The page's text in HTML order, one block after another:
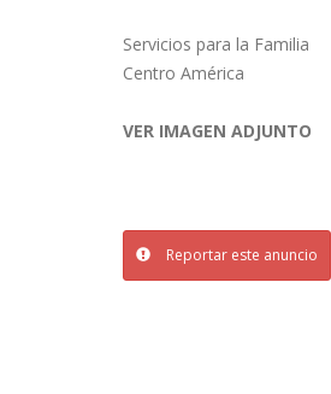
Servicios para la Familia
Centro América
VER IMAGEN ADJUNTO
Reportar este anuncio